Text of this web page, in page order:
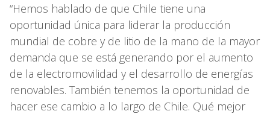
“Hemos hablado de que Chile tiene una
oportunidad única para liderar la producción
mundial de cobre y de litio de la mano de la mayor
demanda que se está generando por el aumento
de la electromovilidad y el desarrollo de energías
renovables. También tenemos la oportunidad de
hacer ese cambio a lo largo de Chile. Qué mejor